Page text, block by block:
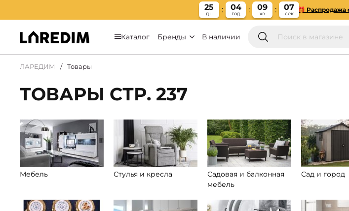
25
дн
04
год
09
хв
06
сек
🎁 Распродажа
Каталог Бренды В наличии
ЛАРЕДИМ Товары
ТОВАРЫ СТР. 237
Мебель Стулья и кресла
Садовая и балконная
мебель
Сад и город